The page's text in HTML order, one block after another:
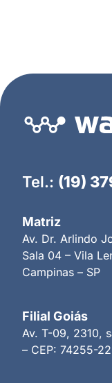
Tel.: (19)
Matriz
Av. Dr. Arlindo
Sala 04 – Vila
Campinas – SP
Filial Goiás
Av. T-09, 2310,
– CEP: 74255-